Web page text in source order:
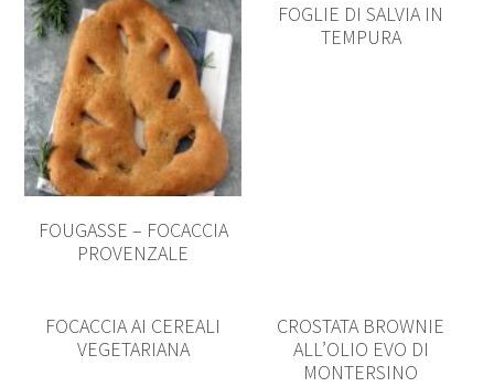
FOUGASSE – FOCACCIA
PROVENZALE
FOGLIE DI SALVIA IN
TEMPURA
FOCACCIA AI CEREALI
VEGETARIANA
CROSTATA BROWNIE
ALL’OLIO EVO DI
MONTERSINO